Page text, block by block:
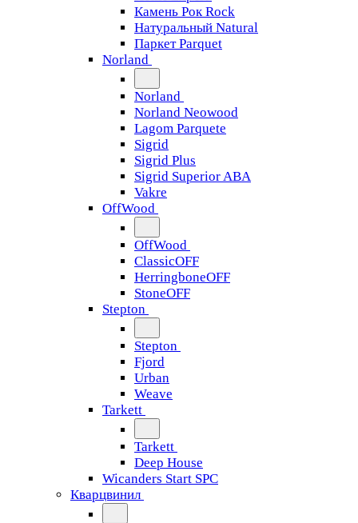
Камень Рок Rock
Натуральный Natural
Паркет Parquet
Norland
Norland
Norland Neowood
Lagom Parquete
Sigrid
Sigrid Plus
Sigrid Superior ABA
Vakre
OffWood
OffWood
ClassicOFF
HerringboneOFF
StoneOFF
Stepton
Stepton
Fjord
Urban
Weave
Tarkett
Tarkett
Deep House
Wicanders Start SPC
Кварцвинил